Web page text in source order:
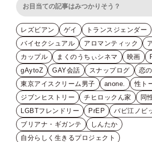
レズビアン ゲイ
トランスジェンダー
バイセクシュアル
アロマンティック
カップル
まくのうちぃシネマ 映画
gAytoZ
GAY会話 スナップログ
恋
東京アイスクリーム男子
anone.
性ト
ジブンヒストリー
チヒロックん家 同
LGBTフレンドリー
PrEP
バビ江ノビ
ブリアナ・ギガンテ
しんたか
自分らしく生きるプロジェクト